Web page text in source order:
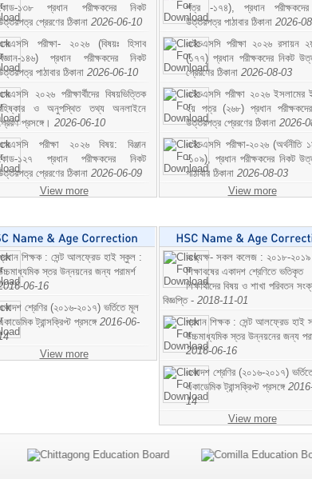
১৩৮ প্রধান পরীক্ষকদের নিকট
প্রেরণের ঠিকানা 2026-06-10
পরীক্ষা- ২০২৬ (বিষয়ঃ হিসাব
১৪৬) প্রধান পরীক্ষকদের নিকট
পাঠাবার ঠিকানা 2026-06-10
২০২৬ পরীক্ষার্থীদের বিষয়ভিত্তিক
ও অনুপস্থিত তথ্য অনলাইনে
প্রসঙ্গে। 2026-06-10
পরীক্ষা ২০২৬ বিষয়: বিঞ্জান
১২৭ প্রধান পরীক্ষকদের নিকট
প্রেরণের ঠিকানা 2026-06-09
View more
পত্র -১৭৪), প্রধান
উত্তরপত্র পাঠাবার ঠিকানা 2026-
এইচএসসি পরীক্ষা ২০২৬ রসায়ন
(১৭৭) প্রধান পরীক্ষকদের নিকট
প্রেরণের ঠিকানা 2026-08-03
এইচএসসি পরীক্ষা ২০২৬ ইসলামের
২য় পত্র (২৬৮) প্রধান
উত্তরপত্র প্রেরণের ঠিকানা 2026-
এইচএসসি পরীক্ষা-২০২৬ (অর্থনীতি
-১০৯), প্রধান পরীক্ষকদের নিকট
পাঠাবার ঠিকানা 2026-08-03
View more
শিক্ষক : সেন্ট আলফ্রেড হাই স্কুল :
স্তর উন্নয়নের জন্য পরামর্শ
06-16
শ্রেণির (২০১৬-২০১৭) ভর্তিতে মূল
ট্রান্সক্রিপ্ট প্রসঙ্গে 2016-06-
View more
অধ্যক্ষ- সকল কলেজ : ২০১৮-২০১৯
শিক্ষাবষের একাদশ শ্রেণিতে ভতিকৃত
শিক্ষাথীদের বিষয় ও শাখা পরিবতন
বিজ্ঞপ্তি - 2018-11-01
প্রধান শিক্ষক : সেন্ট আলফ্রেড হাই
উচ্চমাধ্যমিক স্তর উন্নয়নের জন্য
2016-06-16
একাদশ শ্রেণির (২০১৬-২০১৭)
একাডেমিক ট্রান্সক্রিপ্ট প্রসঙ্গে
14
View more